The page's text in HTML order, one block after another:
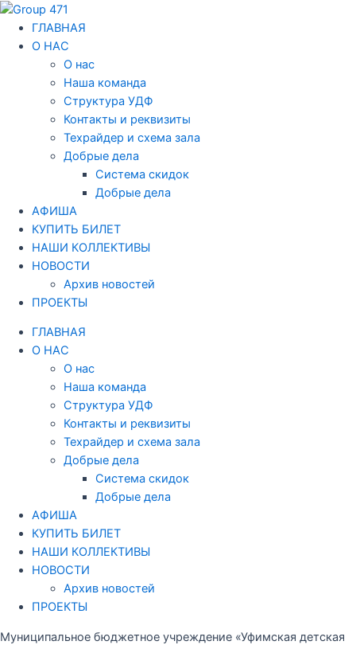
Перейти
содержимому
ГЛАВНАЯ
О НАС
О нас
Наша команда
Структура УДФ
Контакты и реквизиты
Техрайдер и схема зала
Добрые дела
Система скидок
Добрые дела
АФИША
КУПИТЬ БИЛЕТ
НАШИ КОЛЛЕКТИВЫ
НОВОСТИ
Архив новостей
ПРОЕКТЫ
ГЛАВНАЯ
О НАС
О нас
Наша команда
Структура УДФ
Контакты и реквизиты
Техрайдер и схема зала
Добрые дела
Система скидок
Добрые дела
АФИША
КУПИТЬ БИЛЕТ
НАШИ КОЛЛЕКТИВЫ
НОВОСТИ
Архив новостей
ПРОЕКТЫ
Муниципальное бюджетное учреждение «Уфимская детская
Навигация
записям